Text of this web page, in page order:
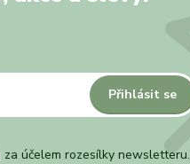
Přihlásit se
za účelem rozesílky newsletteru.